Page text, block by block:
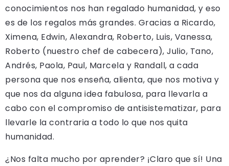
conocimientos nos han regalado humanidad, y eso
es de los regalos más grandes. Gracias a Ricardo,
Ximena, Edwin, Alexandra, Roberto, Luis, Vanessa,
Roberto (nuestro chef de cabecera), Julio, Tano,
Andrés, Paola, Paul, Marcela y Randall, a cada
persona que nos enseña, alienta, que nos motiva y
que nos da alguna idea fabulosa, para llevarla a
cabo con el compromiso de antisistematizar, para
llevarle la contraria a todo lo que nos quita
humanidad.
¿Nos falta mucho por aprender? ¡Claro que sí! Una